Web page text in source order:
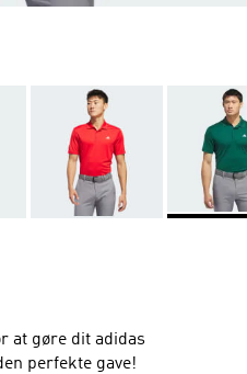
at gøre dit adidas
perfekte gave!